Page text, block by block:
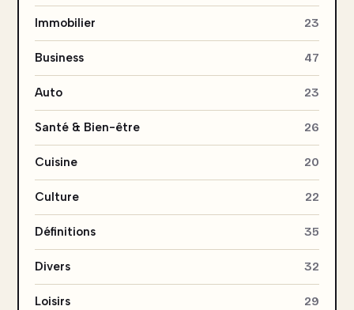
Immobilier 23
Business 47
Auto 23
Santé & Bien-être 26
Cuisine 20
Culture 22
Définitions 35
Divers 32
Loisirs 29